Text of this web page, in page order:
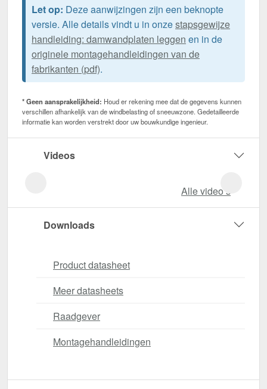
Let op: Deze aanwijzingen zijn een beknopte
versie. Alle details vindt u in onzestapsgewijze
handleiding: damwandplaten leggen en in de
originele montagehandleidingen van de
fabrikanten (pdf).
* Geen aansprakelijkheid: Houd er rekening mee dat de gegevens kunnen
verschillen afhankelijk van de windbelasting of sneeuwzone. Gedetailleerde
informatie kan worden verstrekt door uw bouwkundige ingenieur.
Videos
Alle video‘s
Downloads
Product datasheet
Meer datasheets
Raadgever
Montagehandleidingen